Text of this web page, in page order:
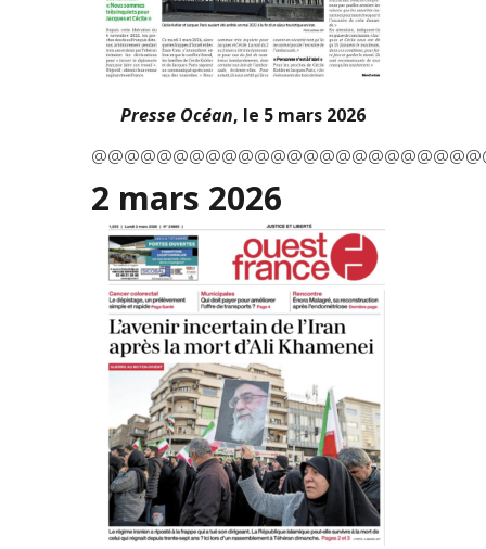
Presse Océan, le 5 mars 2026
2 mars 2026